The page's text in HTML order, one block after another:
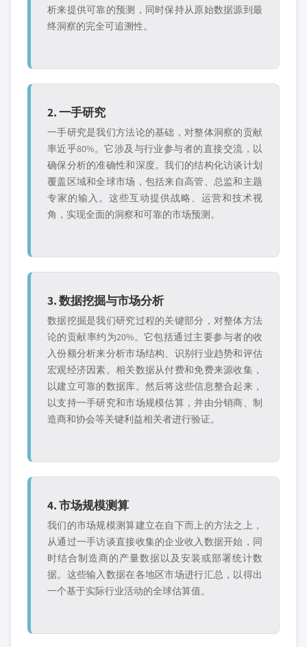
析来提供可靠的预测，同时保持从原始数据源到最
终洞察的完全可追溯性。
2. 一手研究
一手研究是我们方法论的基础，对整体洞察的贡献
率近乎80%。它涉及与行业参与者的直接交流，以
确保分析的准确性和深度。我们的结构化访谈计划
覆盖区域和全球市场，包括来自高管、总监和主题
专家的输入。这些互动提供战略、运营和技术视
角，实现全面的洞察和可靠的市场预测。
3. 数据挖掘与市场分析
数据挖掘是我们研究过程的关键部分，对整体方法
论的贡献率约为20%。它包括通过主要参与者的收
入份额分析来分析市场结构、识别行业趋势和评估
宏观经济因素。相关数据从付费和免费来源收集，
以建立可靠的数据库。然后将这些信息整合起来，
以支持一手研究和市场规模估算，并由分销商、制
造商和协会等关键利益相关者进行验证。
4. 市场规模测算
我们的市场规模测算建立在自下而上的方法之上，
从通过一手访谈直接收集的企业收入数据开始，同
时结合制造商的产量数据以及安装或部署统计数
据。这些输入数据在各地区市场进行汇总，以得出
一个基于实际行业活动的全球估算值。